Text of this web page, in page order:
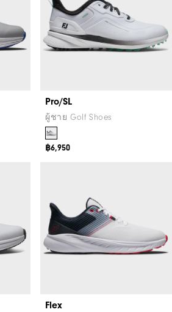
Pro/SL
ผู้ชาย Golf Shoes
฿6,950
Flex